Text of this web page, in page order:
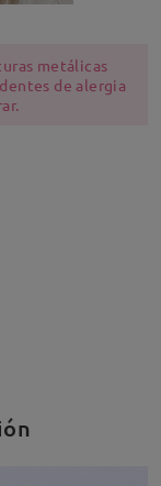
metálicas
de alergia